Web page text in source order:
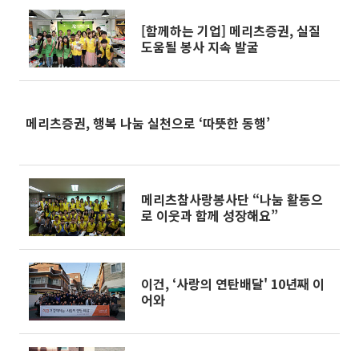
[함께하는 기업] 메리츠증권, 실질
도움될 봉사 지속 발굴
메리츠증권, 행복 나눔 실천으로 ‘따뜻한 동행’
메리츠참사랑봉사단 “나눔 활동으
로 이웃과 함께 성장해요”
이건, ‘사랑의 연탄배달' 10년째 이
어와